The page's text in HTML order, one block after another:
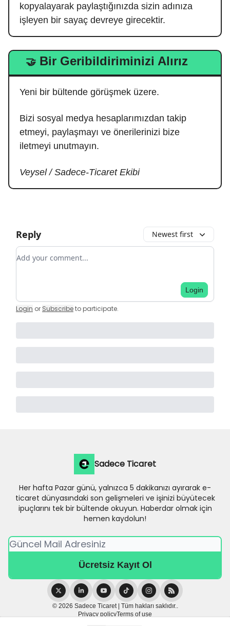
kopyalayarak paylaştığınızda sizin adınıza
işleyen bir sayaç devreye girecektir.
🤝 Bir Geribildiriminizi Alırız
Yeni bir bültende görüşmek üzere.
Bizi sosyal medya hesaplarımızdan takip
etmeyi, paylaşmayı ve önerilerinizi bize
iletmeyi unutmayın.
Veysel / Sadece-Ticaret Ekibi
Reply Newest first
Add your comment
Login
Login or Subscribeto participate.
Sadece Ticaret
Her hafta Pazar günü, yalnızca 5 dakikanızı ayırarak e-
ticaret dünyasındaki son gelişmeleri ve işinizi büyütecek
ipuçlarını tek bir bültende okuyun. Haberdar olmak için
hemen kaydolun!
© 2026 Sadece Ticaret | Tüm hakları saklıdır..
Privacy policyTerms of use